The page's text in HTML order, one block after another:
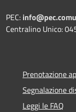
PEC:
Centralino Unico:
Prenotazione
Segnalazione
Leggi le FAQ